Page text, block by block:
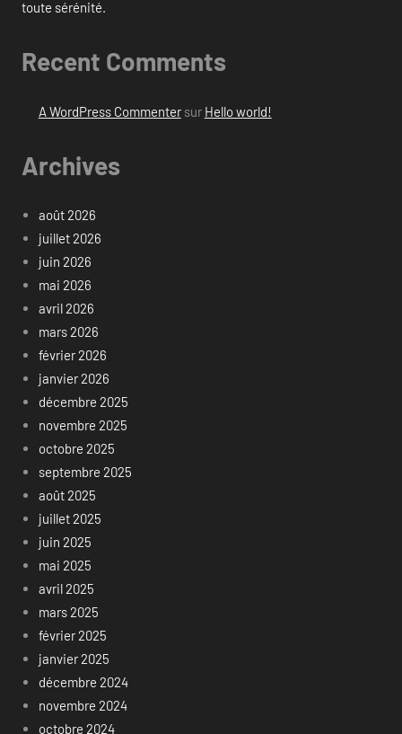
toute sérénité.
Recent Comments
A WordPress Commentersur Hello world!
Archives
août 2026
juillet 2026
juin 2026
mai 2026
avril 2026
mars 2026
février 2026
janvier 2026
décembre 2025
novembre 2025
octobre 2025
septembre 2025
août 2025
juillet 2025
juin 2025
mai 2025
avril 2025
mars 2025
février 2025
janvier 2025
décembre 2024
novembre 2024
octobre 2024